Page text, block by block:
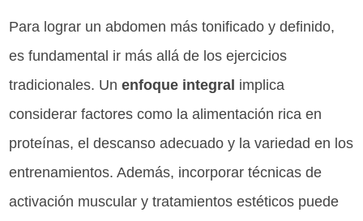
Para lograr un abdomen más tonificado y definido,
es fundamental ir más allá de los ejercicios
tradicionales. Unenfoque integral implica
considerar factores como la alimentación rica en
proteínas, el descanso adecuado y la variedad en los
entrenamientos. Además, incorporar técnicas de
activación muscular y tratamientos estéticos puede